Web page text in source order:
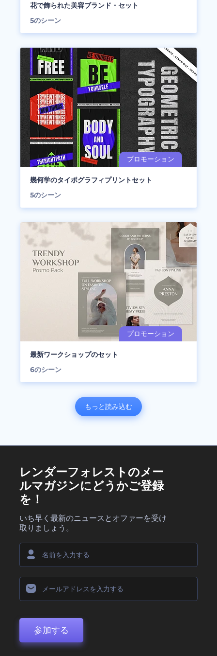
花で飾られた美容ブランド・セット
5のシーン
幾何学のタイポグラフィプリントセット
5のシーン
最新ワークショップのセット
6のシーン
もっと読み込む
レンダーフォレストのメー
ルマガジンにどうかご登録
を！
いち早く最新のニュースとオファーを受け
取りましょう。
参加する